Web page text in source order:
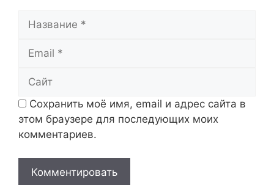
Название
Email
Сайт
Сохранить моё имя, email и адрес сайта в
этом браузере для последующих моих
комментариев.